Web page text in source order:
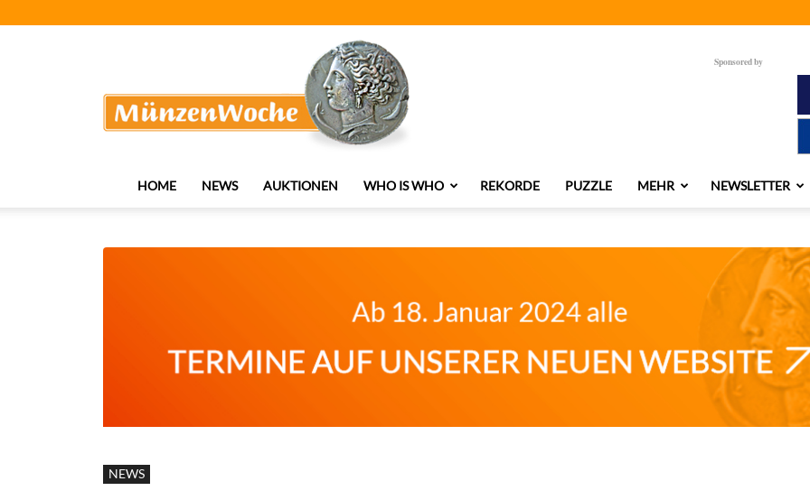
Sponsored by
HOME NEWS AUKTIONEN WHO IS WHO REKORDE PUZZLE MEHR NEWSLETTER
NEWS